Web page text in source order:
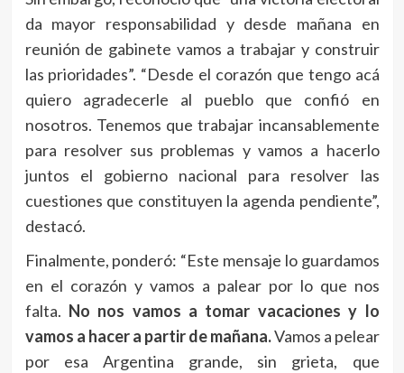
da mayor responsabilidad y desde mañana en
reunión de gabinete vamos a trabajar y construir
las prioridades”. “Desde el corazón que tengo acá
quiero agradecerle al pueblo que confió en
nosotros. Tenemos que trabajar incansablemente
para resolver sus problemas y vamos a hacerlo
juntos el gobierno nacional para resolver las
cuestiones que constituyen la agenda pendiente”,
destacó.
Finalmente, ponderó: “Este mensaje lo guardamos
en el corazón y vamos a palear por lo que nos
falta. No nos vamos a tomar vacaciones y lo
vamos a hacer a partir de mañana.Vamos a pelear
por esa Argentina grande, sin grieta, que